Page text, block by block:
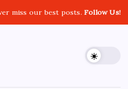
miss our best posts. Follow Us!